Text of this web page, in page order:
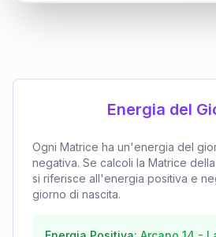
Energia del
Ogni Matrice ha un'energia del
negativa. Se calcoli la Matrice
si riferisce all'energia positiva e
giorno di nascita.